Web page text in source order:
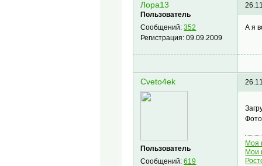
Лора13
Пользователь
Сообщений:352
Регистрация:09.09.2009
А я
Cveto4ek
Пользователь
Сообщений:619
Фото
Моя
Мои